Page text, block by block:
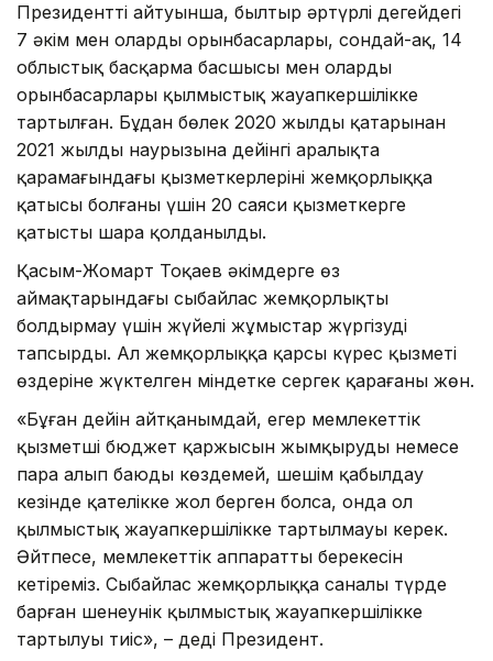
Президенттің айтуынша, былтыр әртүрлі деңгейдегі
7 әкім мен олардың орынбасарлары, сондай-ақ, 14
облыстық басқарма басшысы мен олардың
орынбасарлары қылмыстық жауапкершілікке
тартылған. Бұдан бөлек 2020 жылдың қаңтарынан
2021 жылдың наурызына дейінгі аралықта
қарамағындағы қызметкерлерінің жемқорлыққа
қатысы болғаны үшін 20 саяси қызметкерге
қатысты шара қолданылды.
Қасым-Жомарт Тоқаев әкімдерге өз
аймақтарындағы сыбайлас жемқорлықты
болдырмау үшін жүйелі жұмыстар жүргізуді
тапсырды. Ал жемқорлыққа қарсы күрес қызметі
өздеріне жүктелген міндетке сергек қарағаны жөн.
«Бұған дейін айтқанымдай, егер мемлекеттік
қызметші бюджет қаржысын жымқыруды немесе
пара алып баюды көздемей, шешім қабылдау
кезінде қателікке жол берген болса, онда ол
қылмыстық жауапкершілікке тартылмауы керек.
Әйтпесе, мемлекеттік аппараттың берекесін
кетіреміз. Сыбайлас жемқорлыққа саналы түрде
барған шенеунік қылмыстық жауапкершілікке
тартылуы тиіс», – деді Президент.